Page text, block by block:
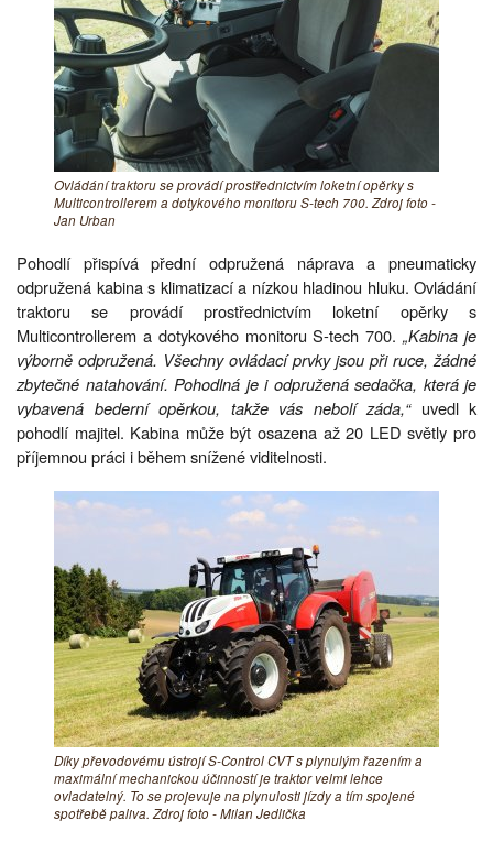
Ovládání traktoru se provádí prostřednictvím loketní opěrky s
Multicontrollerem a dotykového monitoru S-tech 700. Zdroj foto -
Jan Urban
Pohodlí přispívá přední odpružená náprava a pneumaticky
odpružená kabina s klimatizací a nízkou hladinou hluku. Ovládání
traktoru se provádí prostřednictvím loketní opěrky s
Multicontrollerem a dotykového monitoru S-tech 700.„Kabina je
výborně odpružená. Všechny ovládací prvky jsou při ruce, žádné
zbytečné natahování. Pohodlná je i odpružená sedačka, která je
vybavená bederní opěrkou, takže vás nebolí záda,“uvedl k
pohodlí majitel. Kabina může být osazena až 20 LED světly pro
příjemnou práci i během snížené viditelnosti.
Díky převodovému ústrojí S-Control CVT s plynulým řazením a
maximální mechanickou účinností je traktor velmi lehce
ovladatelný. To se projevuje na plynulosti jízdy a tím spojené
spotřebě paliva. Zdroj foto - Milan Jedlička